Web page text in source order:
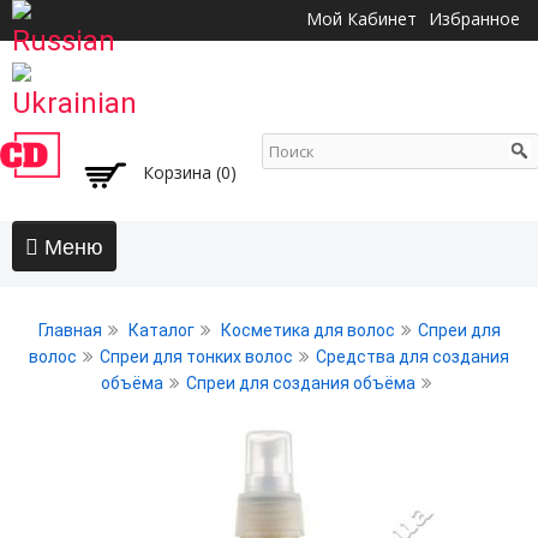
основному
Мой Кабинет Избранное
Корзина (0)
АКЦИИ
Волосы
Бальзамы и кондиционеры
Воски, пасты, глина, помады для волос
Главная Каталог Косметика для волос
Спреи для
волос
Спреи для тонких волос
Средства для создания
объёма
Спреи для создания объёма